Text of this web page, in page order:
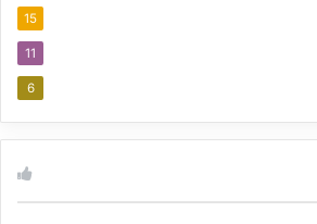
15
11
6